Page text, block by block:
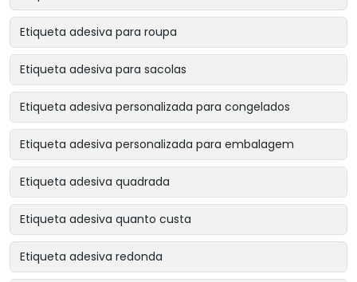
Etiqueta adesiva para roupa
Etiqueta adesiva para sacolas
Etiqueta adesiva personalizada para congelados
Etiqueta adesiva personalizada para embalagem
Etiqueta adesiva quadrada
Etiqueta adesiva quanto custa
Etiqueta adesiva redonda